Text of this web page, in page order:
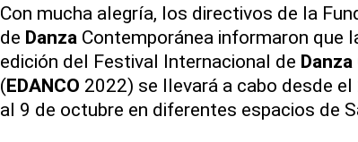
Con mucha alegría, los directivos de la
de Danza Contemporánea informaron que
edición del Festival Internacional de Danza
(EDANCO 2022) se llevará a cabo desde
al 9 de octubre en diferentes espacios de